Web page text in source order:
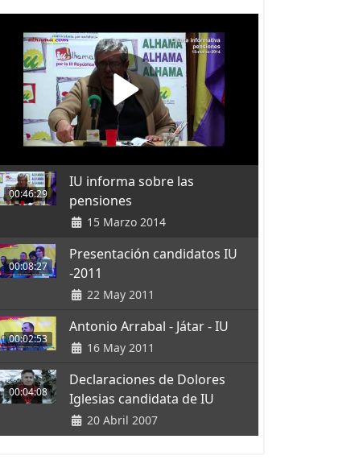
00:46:29
IU informa sobre las
pensiones
15 Marzo 2014
00:08:27
Presentación candidatos IU
-2011
22 May 2011
00:02:53
Antonio Arrabal - Játar - IU
16 May 2011
00:04:08
Declaraciones de Dolores
Iglesias candidata de IU
20 Abril 2007